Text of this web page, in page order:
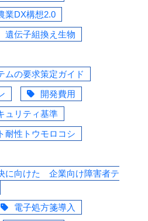
業DX構想2.0
遺伝子組換え生物
ムの要求策定ガイド
開発費用
ュリティ基準
耐性トウモロコシ
に向けた 企業向け障害者テ
電子処方箋導入